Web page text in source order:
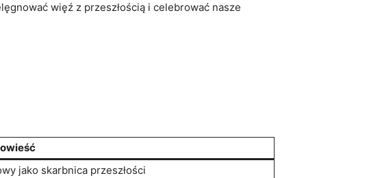
więź z ‍przeszłością i celebrować nasze
jako skarbnica przeszłości